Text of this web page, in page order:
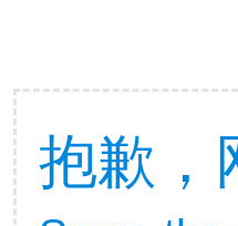
抱歉，